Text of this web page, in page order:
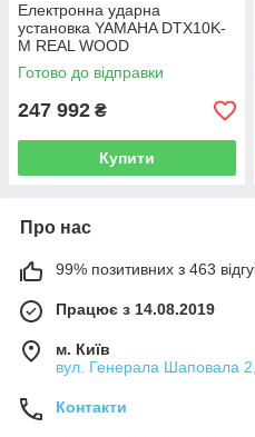
Електронна ударна
установка YAMAHA DTX10K-
M REAL WOOD
Готово до відправки
247 992 ₴
Купити
Про нас
99% позитивних з 463
Працює з 14.08.2019
м. Київ
вул. Генерала Шаповала 2,
Контакти